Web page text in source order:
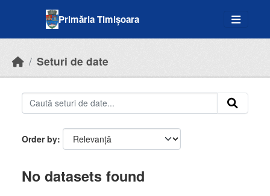
Primăria Timișoara
Seturi de date
Order by
No datasets found